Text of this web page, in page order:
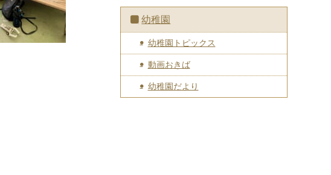
幼稚園
幼稚園トピックス
動画おきば
幼稚園だより